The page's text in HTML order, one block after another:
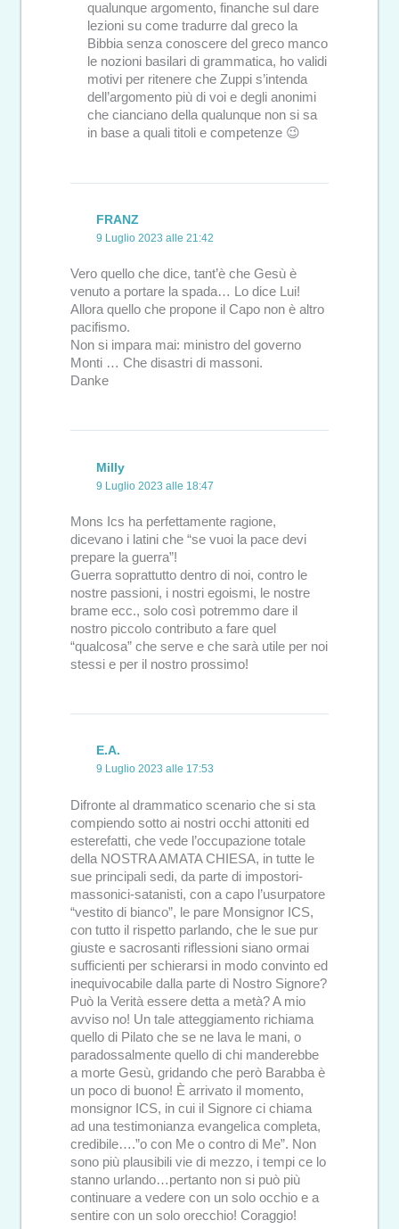
qualunque argomento, finanche sul dare
lezioni su come tradurre dal greco la
Bibbia senza conoscere del greco manco
le nozioni basilari di grammatica, ho validi
motivi per ritenere che Zuppi s’intenda
dell’argomento più di voi e degli anonimi
che cianciano della qualunque non si sa
in base a quali titoli e competenze 😉
FRANZ
9 Luglio 2023 alle 21:42
Vero quello che dice, tant’è che Gesù è
venuto a portare la spada… Lo dice Lui!
Allora quello che propone il Capo non è altro
pacifismo.
Non si impara mai: ministro del governo
Monti … Che disastri di massoni.
Danke
Milly
9 Luglio 2023 alle 18:47
Mons Ics ha perfettamente ragione,
dicevano i latini che “se vuoi la pace devi
prepare la guerra”!
Guerra soprattutto dentro di noi, contro le
nostre passioni, i nostri egoismi, le nostre
brame ecc., solo così potremmo dare il
nostro piccolo contributo a fare quel
“qualcosa” che serve e che sarà utile per noi
stessi e per il nostro prossimo!
E.A.
9 Luglio 2023 alle 17:53
Difronte al drammatico scenario che si sta
compiendo sotto ai nostri occhi attoniti ed
esterefatti, che vede l’occupazione totale
della NOSTRA AMATA CHIESA, in tutte le
sue principali sedi, da parte di impostori-
massonici-satanisti, con a capo l’usurpatore
“vestito di bianco”, le pare Monsignor ICS,
con tutto il rispetto parlando, che le sue pur
giuste e sacrosanti riflessioni siano ormai
sufficienti per schierarsi in modo convinto ed
inequivocabile dalla parte di Nostro Signore?
Può la Verità essere detta a metà? A mio
avviso no! Un tale atteggiamento richiama
quello di Pilato che se ne lava le mani, o
paradossalmente quello di chi manderebbe
a morte Gesù, gridando che però Barabba è
un poco di buono! È arrivato il momento,
monsignor ICS, in cui il Signore ci chiama
ad una testimonianza evangelica completa,
credibile….”o con Me o contro di Me”. Non
sono più plausibili vie di mezzo, i tempi ce lo
stanno urlando…pertanto non si può più
continuare a vedere con un solo occhio e a
sentire con un solo orecchio! Coraggio!